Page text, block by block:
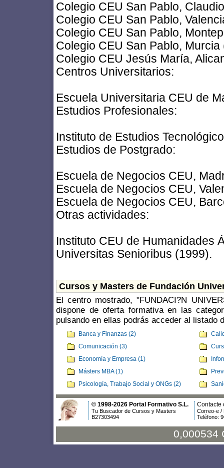
Colegio CEU San Pablo,
Colegio CEU San Pablo,
Colegio CEU San Pablo,
Colegio CEU San Pablo, Murcia
Colegio CEU Jesús María,
Centros Universitarios:
Escuela Universitaria CEU de
Estudios Profesionales:
Instituto de Estudios
Estudios de Postgrado:
Escuela de Negocios CEU,
Escuela de Negocios CEU,
Escuela de Negocios CEU,
Otras actividades:
Instituto CEU de Humanidades
Universitas Senioribus (1999).
Cursos y Masters de Fundación
El centro mostrado, "FUNDACI?N
dispone de oferta formativa en las
pulsando en ellas podrás acceder al listado
Banca y Finanzas (2)
Comunicación (3)
Economía y Empresa (1)
Másters MBA (1)
Psicología, Trabajo Social y ONGs (2)
© 1998-2026 Portal Formativo S.L.
Tu Buscador de Cursos y Masters
B27303494
Contacte
Correo-e /
Teléfono:
0,000534